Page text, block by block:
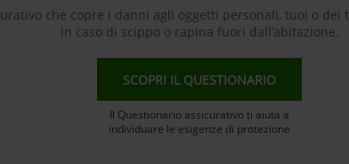
che copre i danni agli oggetti personali, tuoi o
in caso di scippo o rapina fuori dall’abitazione.
SCOPRI IL QUESTIONARIO
Il Questionario assicurativo ti aiuta a
individuare le esigenze di protezione